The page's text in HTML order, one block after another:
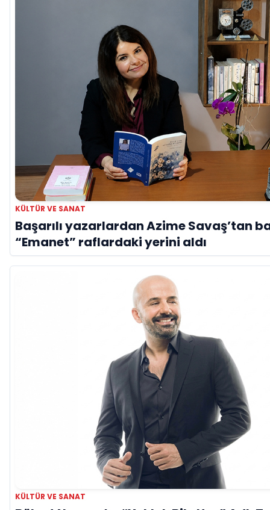
KÜLTÜR VE SANAT
Başarılı yazarlardan Azime Savaş’tan
“Emanet” raflardaki yerini aldı
KÜLTÜR VE SANAT